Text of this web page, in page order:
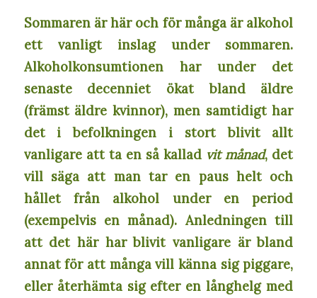
Sommaren är här och för många är alkohol
ett vanligt inslag under sommaren.
Alkoholkonsumtionen har under det
senaste decenniet ökat bland äldre
(främst äldre kvinnor), men samtidigt har
det i befolkningen i stort blivit allt
vanligare att ta en så kallad vit månad, det
vill säga att man tar en paus helt och
hållet från alkohol under en period
(exempelvis en månad). Anledningen till
att det här har blivit vanligare är bland
annat för att många vill känna sig piggare,
eller återhämta sig efter en långhelg med